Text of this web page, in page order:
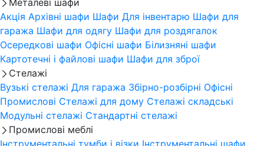
Металеві шафи
Акція Архівні шафи Шафи Для інвентарю Шафи для
гаража Шафи для одягу Шафи для роздягалок
Осередкові шафи Офісні шафи Білизняні шафи
Картотечні і файлові шафи Шафи для зброї
Стелажі
Вузькі стелажі Для гаража Збірно-розбірні Офісні
Промислові Стелажі для дому Стелажі складські
Модульні стелажі Стандартні стелажі
Промислові меблі